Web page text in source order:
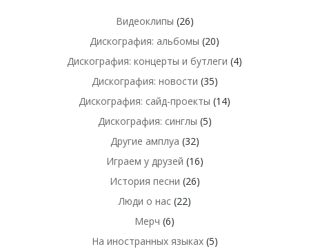
Видеоклипы (26)
Дискография: альбомы (20)
Дискография: концерты и бутлеги (4)
Дискография: новости (35)
Дискография: сайд-проекты (14)
Дискография: синглы (5)
Другие амплуа (32)
Играем у друзей (16)
История песни (26)
Люди о нас(22)
Мерч (6)
На иностранных языках(5)